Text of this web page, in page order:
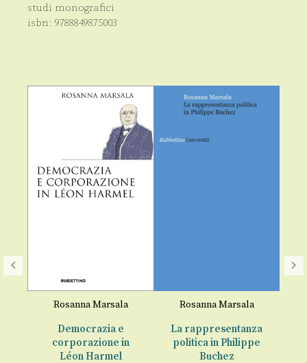
studi monografici
isbn: 9788849875003
Rosanna Marsala
Democrazia e
corporazione in
Léon Harmel
Rosanna Marsala
La rappresentanza
politica in Philippe
Buchez